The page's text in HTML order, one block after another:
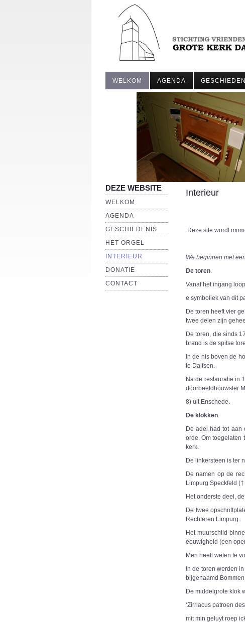
WELKOM AGENDA
DEZE WEBSITE
WELKOM
AGENDA
GESCHIEDENIS
HET ORGEL
INTERIEUR
DONATIE
CONTACT
Interieur
Deze site wordt
We beginnen met
De toren.
Vanaf het ingang
e symboliek van dit
De toren heeft vier
twee delen zijn
De toren, die sinds
brand is de spitse
In de nis boven de
te Dalfsen.
Na de restauratie in
doorbeeldhouwster
8) uit Enschede.
De klokken.
De adel had tot aan
orde. Om toegelaten
kerk.
De linkersteen is ter
De namen op de
Limpurg Speckfeld
Het onderste deel,
De twee
Rechteren Limpurg.
Het muurschild
eeuwigheid (een
Men heeft weten te
In de toren werden
bijgenaamd
De middelgrote klok
‘Zirriacus patroen
mit min geluyt roep